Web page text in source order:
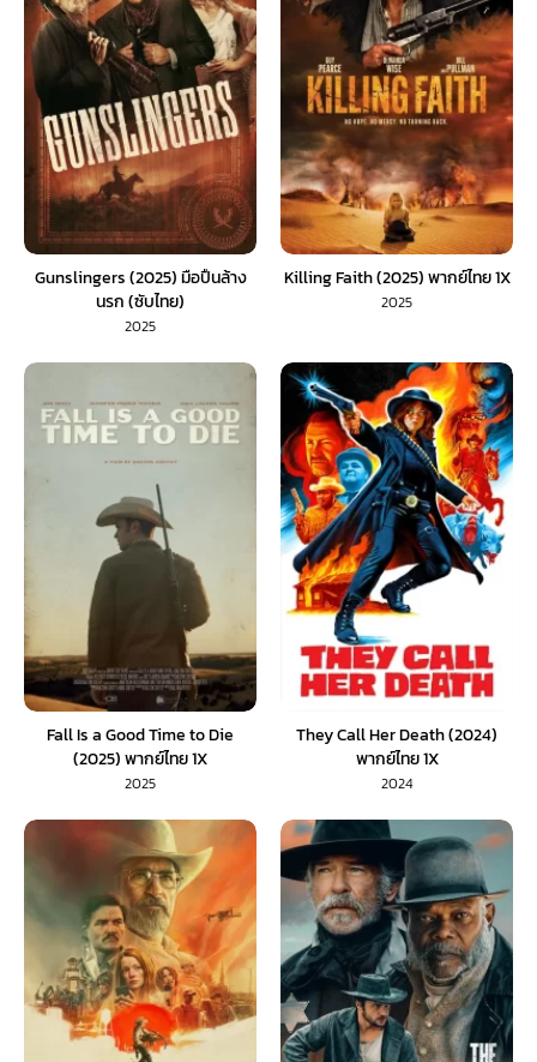
Gunslingers (2025) มือปืนล้าง
นรก (ซับไทย)
2025
Killing Faith (2025) พากย์ไทย 1X
2025
Fall Is a Good Time to Die
(2025) พากย์ไทย 1X
2025
They Call Her Death (2024)
พากย์ไทย 1X
2024